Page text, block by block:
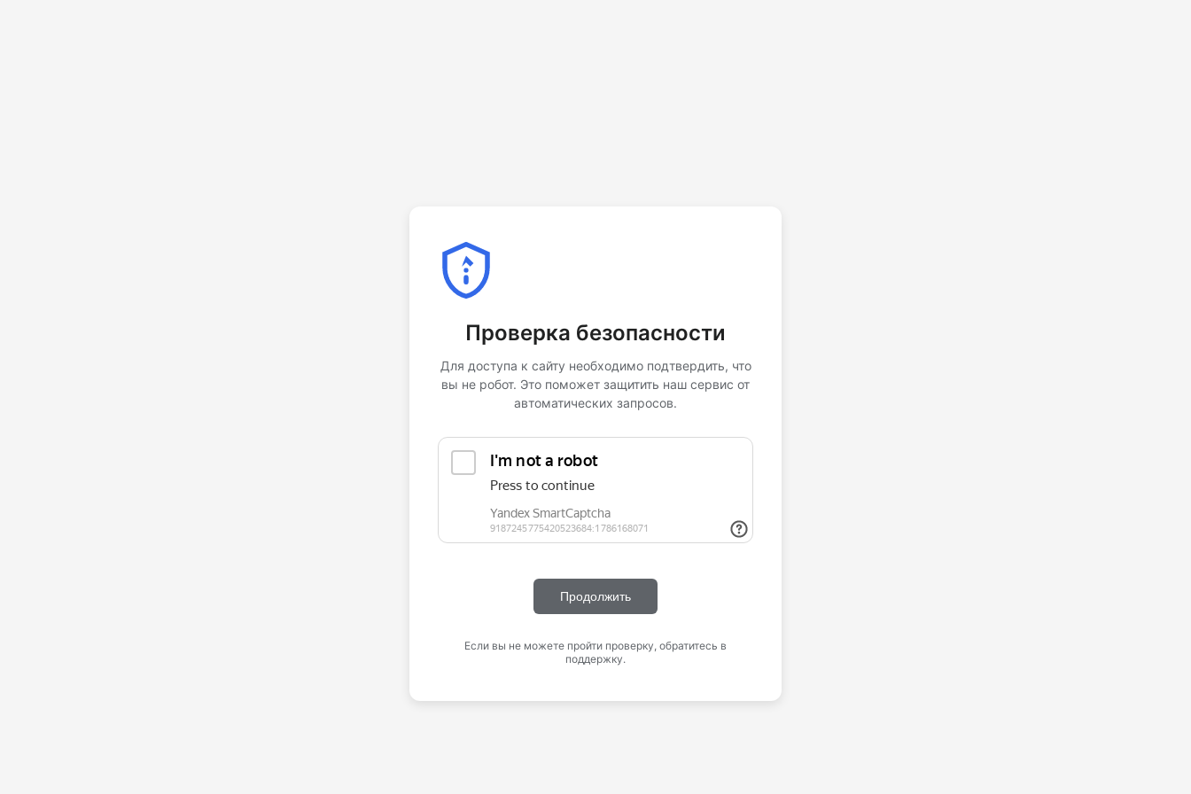
Проверка безопасности
Для доступа к сайту необходимо подтвердить, что
вы не робот. Это поможет защитить наш сервис от
автоматических запросов.
Продолжить
Если вы не можете пройти проверку, обратитесь в
поддержку.